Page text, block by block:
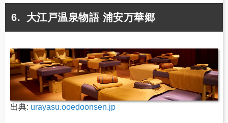
大江戸温泉物語 浦安万華郷
出典: urayasu.ooedoonsen.jp